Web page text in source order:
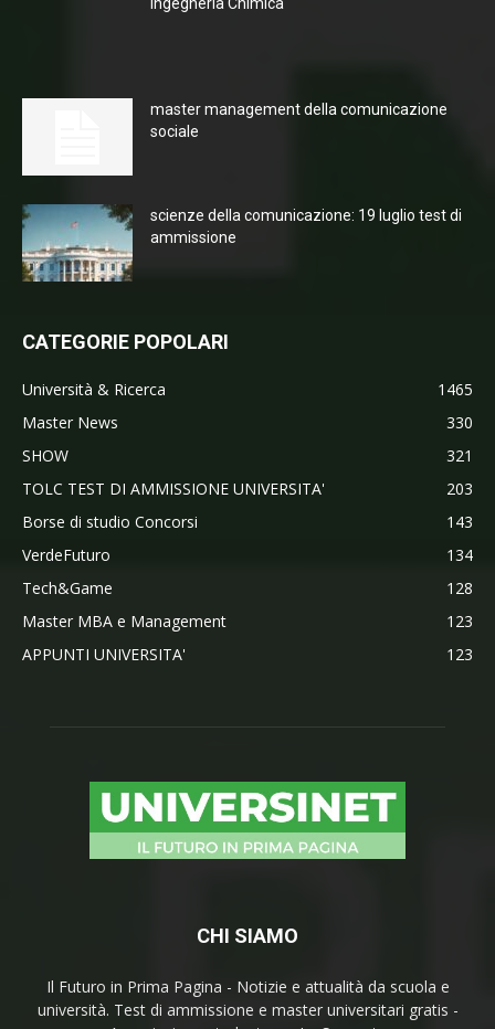
master management della comunicazione
sociale
scienze della comunicazione: 19 luglio test di
ammissione
CATEGORIE POPOLARI
Università & Ricerca
1465
Master News
330
SHOW
321
TOLC TEST DI AMMISSIONE UNIVERSITA'
203
Borse di studio Concorsi
143
VerdeFuturo
134
Tech&Game
128
Master MBA e Management
123
APPUNTI UNIVERSITA'
123
CHI SIAMO
Il Futuro in Prima Pagina - Notizie e attualità da scuola e
università. Test di ammissione e master universitari gratis -